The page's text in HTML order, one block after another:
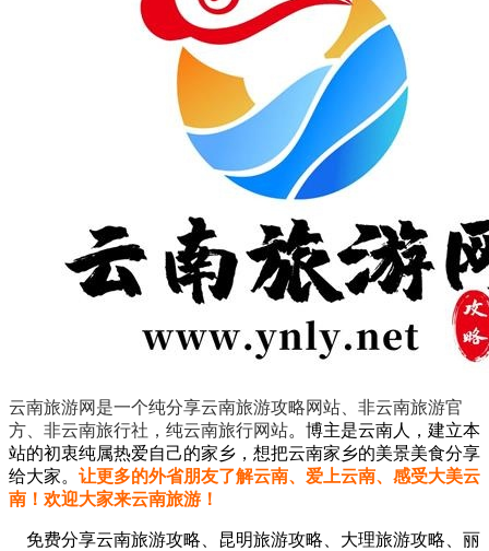
云南旅游网是一个纯分享云南旅游攻略网站、非云南旅游官
方、非云南旅行社，纯云南旅行网站。 博主是云南人，建立本
站的初衷纯属热爱自己的家乡，想把云南家乡的美景美食分享
给大家。 让更多的外省朋友了解云南、爱上云南、感受大美云
南！欢迎大家来云南旅游！
免费分享云南旅游攻略、昆明旅游攻略、大理旅游攻略、丽